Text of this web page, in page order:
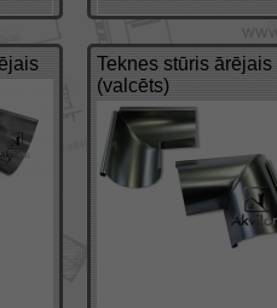
Teknes stūris ārējais
(valcēts)